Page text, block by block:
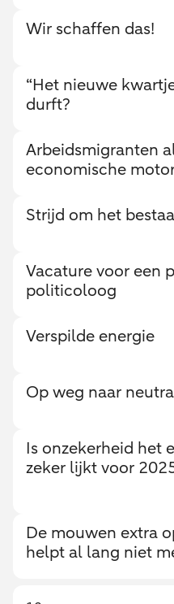
Wir schaffen das!
“Het nieuwe
durft?
Arbeidsmigranten
economische
Strijd om het
Vacature voor een
politicoloog
Verspilde energie
Op weg naar
Is onzekerheid het
zeker lijkt voor
De mouwen extra
helpt al lang niet